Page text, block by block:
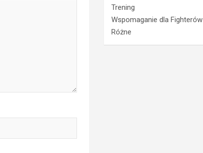
Trening
Wspomaganie dla Fighterów
Różne